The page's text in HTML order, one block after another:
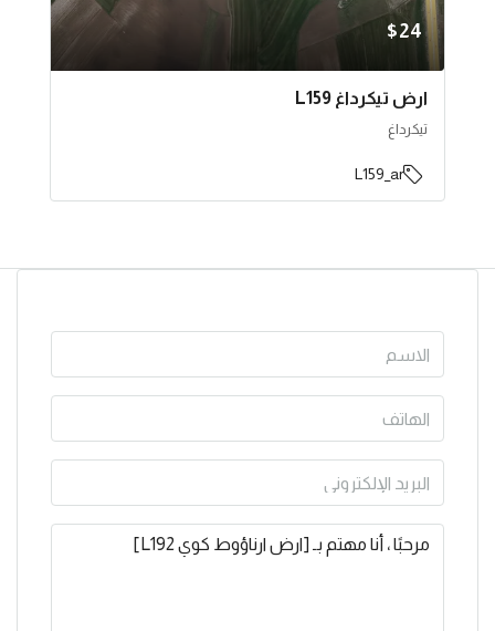
$24
ارض تيكرداغ L159
تيكرداغ
L159_ar